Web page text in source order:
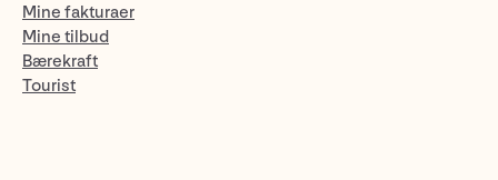
Mine fakturaer
Mine tilbud
Bærekraft
Tourist